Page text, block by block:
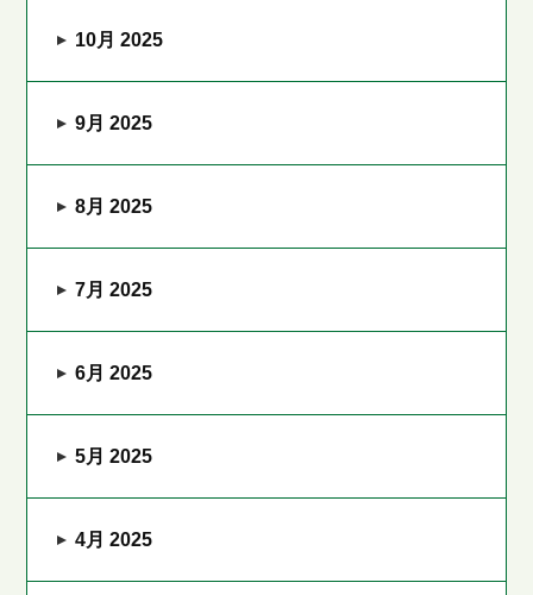
10月 2025
9月 2025
8月 2025
7月 2025
6月 2025
5月 2025
4月 2025